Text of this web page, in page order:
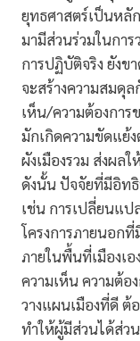
ยุทธศาสตร์เป็นหลั
มามีส่วนร่วมในก
การปฏิบัติจริง ยัง
จะสร้างความสมดุ
เห็น/ความต้องการ
มักเกิดความขัดแย้
ผังเมืองรวม ส่งผล
ดังนั้น ปัจจัยที่มีอิท
เช่น การเปลี่ยนแป
โครงการภายนอก
ภายในพื้นที่เมืองเ
ความเห็น ความต้อ
วางแผนเมืองที่ดี ต้
ทำให้ผู้มีส่วนได้ส่ว